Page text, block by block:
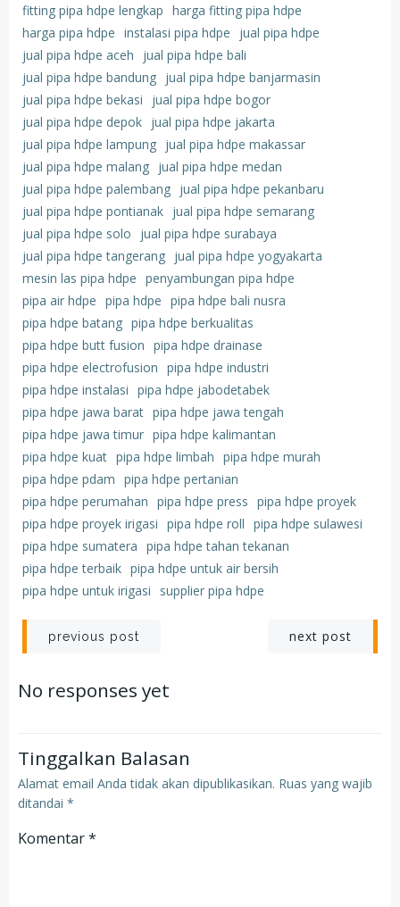
fitting pipa hdpe lengkap harga fitting pipa hdpe
harga pipa hdpe instalasi pipa hdpe
jual pipa hdpe
jual pipa hdpe aceh
jual pipa hdpe bali
jual pipa hdpe bandung jual pipa hdpe banjarmasin
jual pipa hdpe bekasi
jual pipa hdpe bogor
jual pipa hdpe depok jual pipa hdpe jakarta
jual pipa hdpe lampung jual pipa hdpe makassar
jual pipa hdpe malang jual pipa hdpe medan
jual pipa hdpe palembang jual pipa hdpe pekanbaru
jual pipa hdpe pontianak jual pipa hdpe semarang
jual pipa hdpe solo
jual pipa hdpe surabaya
jual pipa hdpe tangerang jual pipa hdpe yogyakarta
mesin las pipa hdpe penyambungan pipa hdpe
pipa air hdpe pipa hdpe pipa hdpe bali nusra
pipa hdpe batang pipa hdpe berkualitas
pipa hdpe butt fusion pipa hdpe drainase
pipa hdpe electrofusion pipa hdpe industri
pipa hdpe instalasi pipa hdpe jabodetabek
pipa hdpe jawa barat pipa hdpe jawa tengah
pipa hdpe jawa timur pipa hdpe kalimantan
pipa hdpe kuat pipa hdpe limbah pipa hdpe murah
pipa hdpe pdam pipa hdpe pertanian
pipa hdpe perumahan pipa hdpe press pipa hdpe proyek
pipa hdpe proyek irigasi pipa hdpe roll pipa hdpe sulawesi
pipa hdpe sumatera pipa hdpe tahan tekanan
pipa hdpe terbaik pipa hdpe untuk air bersih
pipa hdpe untuk irigasi
supplier pipa hdpe
Post
navigation
previous post next post
No responses yet
Tinggalkan Balasan
Alamat email Anda tidak akan dipublikasikan. Ruas yang wajib
ditandai *
Komentar*